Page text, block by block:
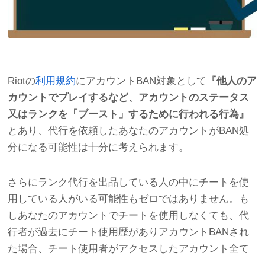
Riotの利用規約にアカウントBAN対象として
『他人のア
カウントでプレイするなど、アカウントのステータス
又はランクを「ブースト」するために行われる行為』
とあり、代行を依頼したあなたのアカウントがBAN処
分になる可能性は十分に考えられます。
さらにランク代行を出品している人の中にチートを使
用している人がいる可能性もゼロではありません。も
しあなたのアカウントでチートを使用しなくても、代
行者が過去にチート使用歴がありアカウントBANされ
た場合、チート使用者がアクセスしたアカウント全て